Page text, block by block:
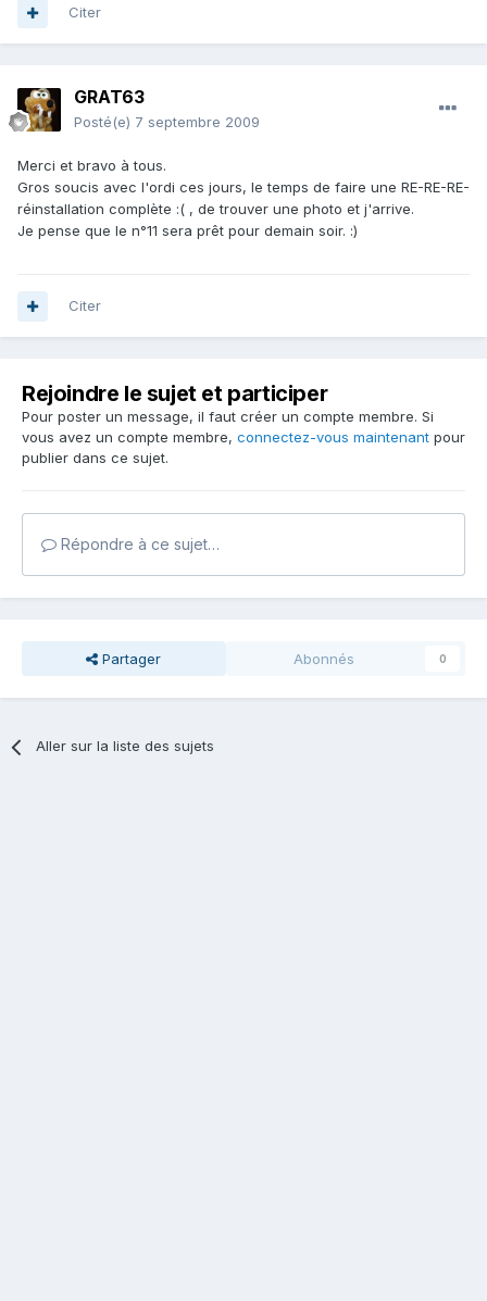
Citer
GRAT63
Posté(e) 7 septembre 2009
Merci et bravo à tous.
Gros soucis avec l'ordi ces jours, le temps de faire une RE-RE-RE-
réinstallation complète :( , de trouver une photo et j'arrive.
Je pense que le n°11 sera prêt pour demain soir. :)
Citer
Rejoindre le sujet et participer
Pour poster un message, il faut créer un compte membre. Si
vous avez un compte membre, connectez-vous maintenant pour
publier dans ce sujet.
Répondre à ce sujet…
Partager Abonnés 0
Aller sur la liste des sujets